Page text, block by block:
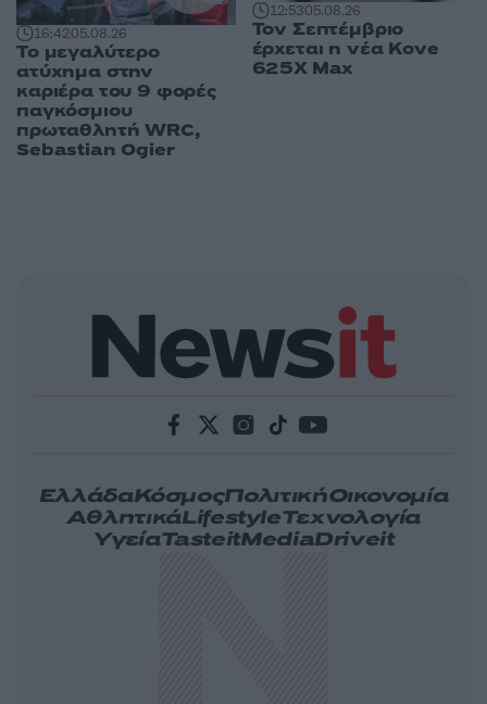
16:4205.08.26
Το μεγαλύτερο
ατύχημα στην
καριέρα του 9 φορές
παγκόσμιου
πρωταθλητή WRC,
Sebastian Ogier
12:5305.08.26
Τον Σεπτέμβριο
έρχεται η νέα Kove
625X Max
ΕλλάδαΚόσμοςΠολιτικήΟικονομία
ΑθλητικάLifestyleΤεχνολογία
ΥγείαTasteitMediaDriveit